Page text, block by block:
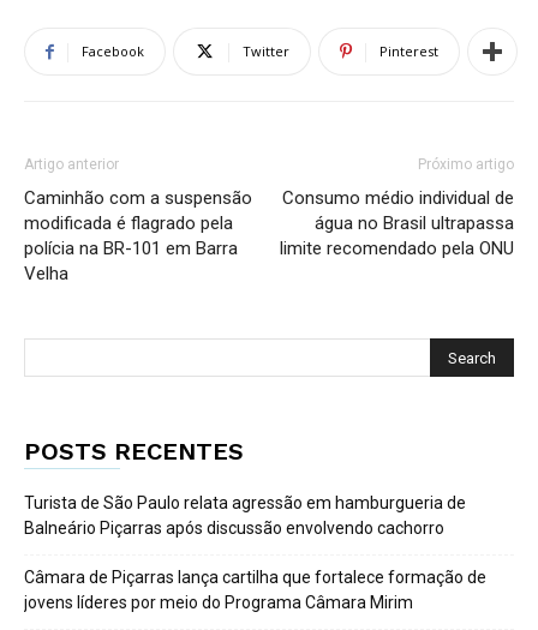
Facebook Twitter Pinterest
Artigo anterior
Caminhão com a suspensão
modificada é flagrado pela
polícia na BR-101 em Barra
Velha
Próximo artigo
Consumo médio individual de
água no Brasil ultrapassa
limite recomendado pela ONU
POSTS RECENTES
Turista de São Paulo relata agressão em hamburgueria de
Balneário Piçarras após discussão envolvendo cachorro
Câmara de Piçarras lança cartilha que fortalece formação de
jovens líderes por meio do Programa Câmara Mirim